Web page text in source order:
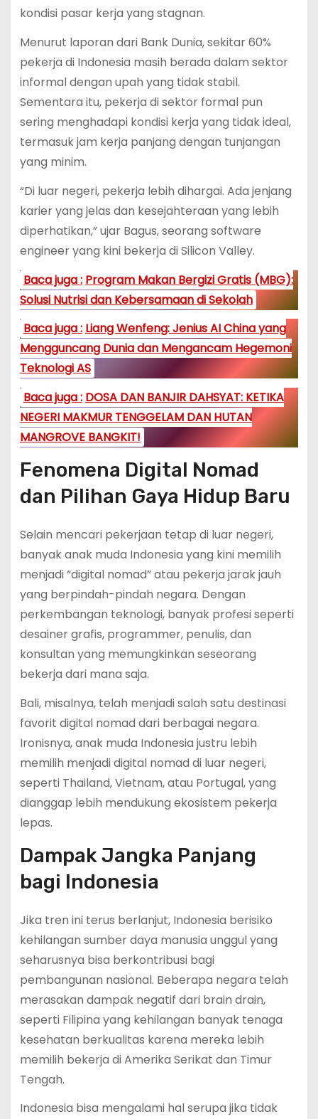
kondisi pasar kerja yang stagnan.
Menurut laporan dari Bank Dunia, sekitar 60%
pekerja di Indonesia masih berada dalam sektor
informal dengan upah yang tidak stabil.
Sementara itu, pekerja di sektor formal pun
sering menghadapi kondisi kerja yang tidak ideal,
termasuk jam kerja panjang dengan tunjangan
yang minim.
“Di luar negeri, pekerja lebih dihargai. Ada jenjang
karier yang jelas dan kesejahteraan yang lebih
diperhatikan,” ujar Bagus, seorang software
engineer yang kini bekerja di Silicon Valley.
Baca juga : Program Makan Bergizi Gratis (MBG):
Solusi Nutrisi dan Kebersamaan di Sekolah
Baca juga : Liang Wenfeng: Jenius AI China yang
Mengguncang Dunia dan Mengancam Hegemoni
Teknologi AS
Baca juga : DOSA DAN BANJIR DAHSYAT: KETIKA
NEGERI MAKMUR TENGGELAM DAN HUTAN
MANGROVE BANGKIT!
Fenomena Digital Nomad
dan Pilihan Gaya Hidup Baru
Selain mencari pekerjaan tetap di luar negeri,
banyak anak muda Indonesia yang kini memilih
menjadi “digital nomad” atau pekerja jarak jauh
yang berpindah-pindah negara. Dengan
perkembangan teknologi, banyak profesi seperti
desainer grafis, programmer, penulis, dan
konsultan yang memungkinkan seseorang
bekerja dari mana saja.
Bali, misalnya, telah menjadi salah satu destinasi
favorit digital nomad dari berbagai negara.
Ironisnya, anak muda Indonesia justru lebih
memilih menjadi digital nomad di luar negeri,
seperti Thailand, Vietnam, atau Portugal, yang
dianggap lebih mendukung ekosistem pekerja
lepas.
Dampak Jangka Panjang
bagi Indonesia
Jika tren ini terus berlanjut, Indonesia berisiko
kehilangan sumber daya manusia unggul yang
seharusnya bisa berkontribusi bagi
pembangunan nasional. Beberapa negara telah
merasakan dampak negatif dari brain drain,
seperti Filipina yang kehilangan banyak tenaga
kesehatan berkualitas karena mereka lebih
memilih bekerja di Amerika Serikat dan Timur
Tengah.
Indonesia bisa mengalami hal serupa jika tidak